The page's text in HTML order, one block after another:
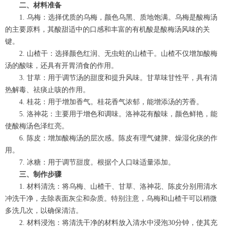
二、材料准备
1. 乌梅：选择优质的乌梅，颜色乌黑、质地饱满。乌梅是酸梅汤
的主要原料，其酸甜适中的口感和丰富的有机酸是酸梅汤风味的关
键。
2. 山楂干：选择颜色红润、无虫蛀的山楂干。山楂不仅增加酸梅
汤的酸味，还具有开胃消食的作用。
3. 甘草：用于调节汤的甜度和提升风味。甘草味甘性平，具有清
热解毒、祛痰止咳的作用。
4. 桂花：用于增加香气。桂花香气浓郁，能增添汤的芳香。
5. 洛神花：主要用于增色和调味。洛神花有酸味，颜色鲜艳，能
使酸梅汤色泽红亮。
6. 陈皮：增加酸梅汤的层次感。陈皮有理气健脾、燥湿化痰的作
用。
7. 冰糖：用于调节甜度。根据个人口味适量添加。
三、制作步骤
1. 材料清洗：将乌梅、山楂干、甘草、洛神花、陈皮分别用清水
冲洗干净，去除表面灰尘和杂质。特别注意，乌梅和山楂干可以稍微
多洗几次，以确保清洁。
2. 材料浸泡：将清洗干净的材料放入清水中浸泡30分钟，使其充